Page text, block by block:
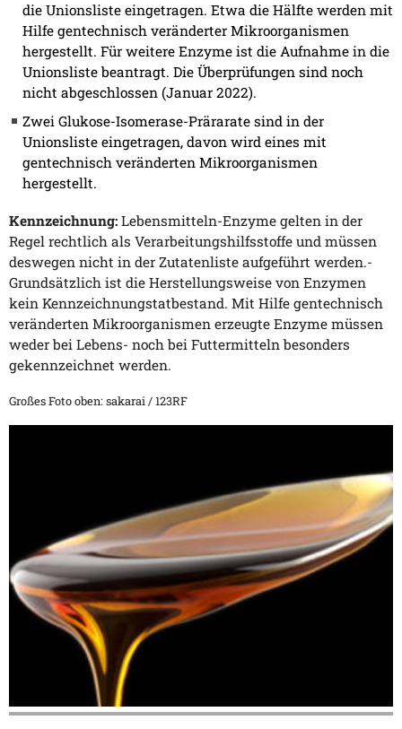
die Unionsliste eingetragen. Etwa die Hälfte werden mit
Hilfe gentechnisch veränderter Mikroorganismen
hergestellt. Für weitere Enzyme ist die Aufnahme in die
Unionsliste beantragt. Die Überprüfungen sind noch
nicht abgeschlossen (Januar 2022).
Zwei Glukose-Isomerase-Prärarate sind in der
Unionsliste eingetragen, davon wird eines mit
gentechnisch veränderten Mikroorganismen
hergestellt.
Kennzeichnung: Lebensmitteln-Enzyme gelten in der
Regel rechtlich als Verarbeitungshilfsstoffe und müssen
deswegen nicht in der Zutatenliste aufgeführt werden.-
Grundsätzlich ist die Herstellungsweise von Enzymen
kein Kennzeichnungstatbestand. Mit Hilfe gentechnisch
veränderten Mikroorganismen erzeugte Enzyme müssen
weder bei Lebens- noch bei Futtermitteln besonders
gekennzeichnet werden.
Großes Foto oben: sakarai / 123RF